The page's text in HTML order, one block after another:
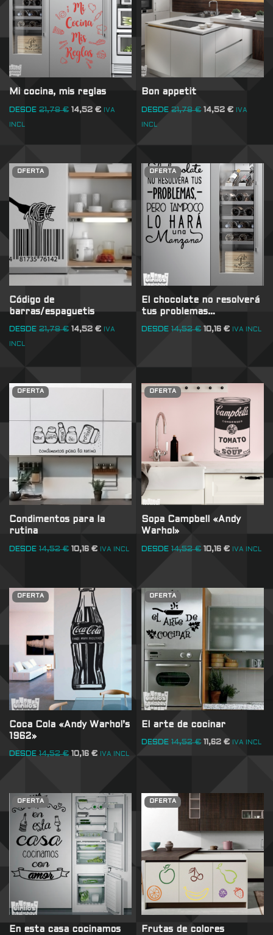
Mi cocina, mis reglas
DESDE 21,78€ 14,52 € IVA
INCL
Bon appetit
DESDE 21,78€ 14,52€ IVA
INCL
OFERTA
Código de
barras/espaguetis
DESDE 21,78€ 14,52 € IVA
INCL
OFERTA
El chocolate no resolverá
tus problemas…
DESDE 14,52€ 10,16€ IVA INCL
OFERTA
Condimentos para la
rutina
DESDE 14,52€ 10,16 € IVA INCL
OFERTA
Sopa Campbell «Andy
Warhol»
DESDE 14,52€ 10,16€ IVA INCL
OFERTA
Coca Cola «Andy Warhol’s
1962»
DESDE 14,52€ 10,16 € IVA INCL
OFERTA
El arte de cocinar
DESDE 14,52€ 11,62€ IVA INCL
OFERTA
En esta casa cocinamos
OFERTA
Frutas de colores